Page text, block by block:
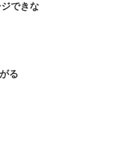
できな
る